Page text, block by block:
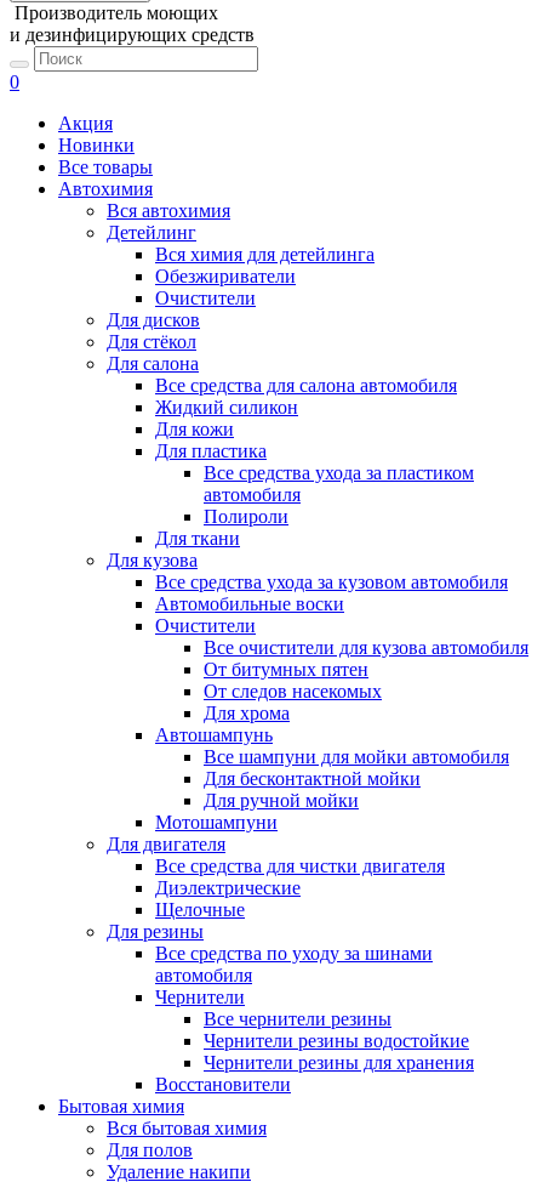
Производитель моющих
и дезинфицирующих средств
0
Акция
Новинки
Все товары
Автохимия
Вся автохимия
Детейлинг
Вся химия для детейлинга
Обезжириватели
Очистители
Для дисков
Для стёкол
Для салона
Все средства для салона автомобиля
Жидкий силикон
Для кожи
Для пластика
Все средства ухода за пластиком
автомобиля
Полироли
Для ткани
Для кузова
Все средства ухода за кузовом автомобиля
Автомобильные воски
Очистители
Все очистители для кузова автомобиля
От битумных пятен
От следов насекомых
Для хрома
Автошампунь
Все шампуни для мойки автомобиля
Для бесконтактной мойки
Для ручной мойки
Мотошампуни
Для двигателя
Все средства для чистки двигателя
Диэлектрические
Щелочные
Для резины
Все средства по уходу за шинами
автомобиля
Чернители
Все чернители резины
Чернители резины водостойкие
Чернители резины для хранения
Восстановители
Бытовая химия
Вся бытовая химия
Для полов
Удаление накипи